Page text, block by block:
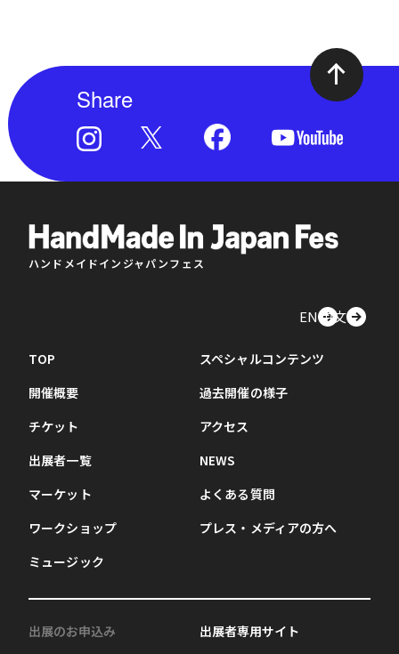
Share
ハンドメイドインジャパンフェス
EN中文
TOP
開催概要
チケット
出展者一覧
マーケット
ワークショップ
ミュージック
スペシャルコンテンツ
過去開催の様子
アクセス
NEWS
よくある質問
プレス・メディアの方へ
出展のお申込み
出展者専用サイト